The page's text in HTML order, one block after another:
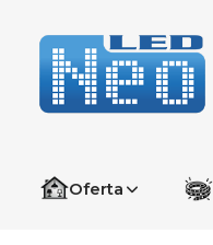
Oferta